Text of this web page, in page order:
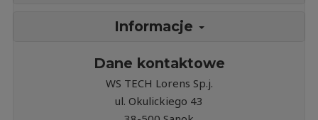
Informacje
Dane kontaktowe
WS TECH Lorens Sp.j.
ul. Okulickiego 43